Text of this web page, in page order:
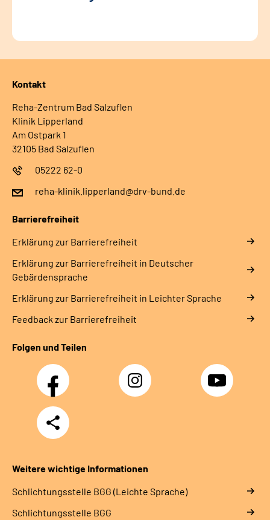
Kontakt
Reha-Zentrum Bad Salzuflen
Klinik Lipperland
Am Ostpark 1
32105 Bad Salzuflen
05222 62-0
reha-klinik.lipperland@drv-bund.de
Barrierefreiheit
Erklärung zur Barrierefreiheit
Erklärung zur Barrierefreiheit in Deutscher
Gebärdensprache
Erklärung zur Barrierefreiheit in Leichter Sprache
Feedback zur Barrierefreiheit
Folgen und Teilen
Facebook Instagram YouTube
Teilen
Weitere wichtige Informationen
Schlich­tungs­stel­le BGG (Leichte Sprache)
Schlich­tungs­stel­le BGG